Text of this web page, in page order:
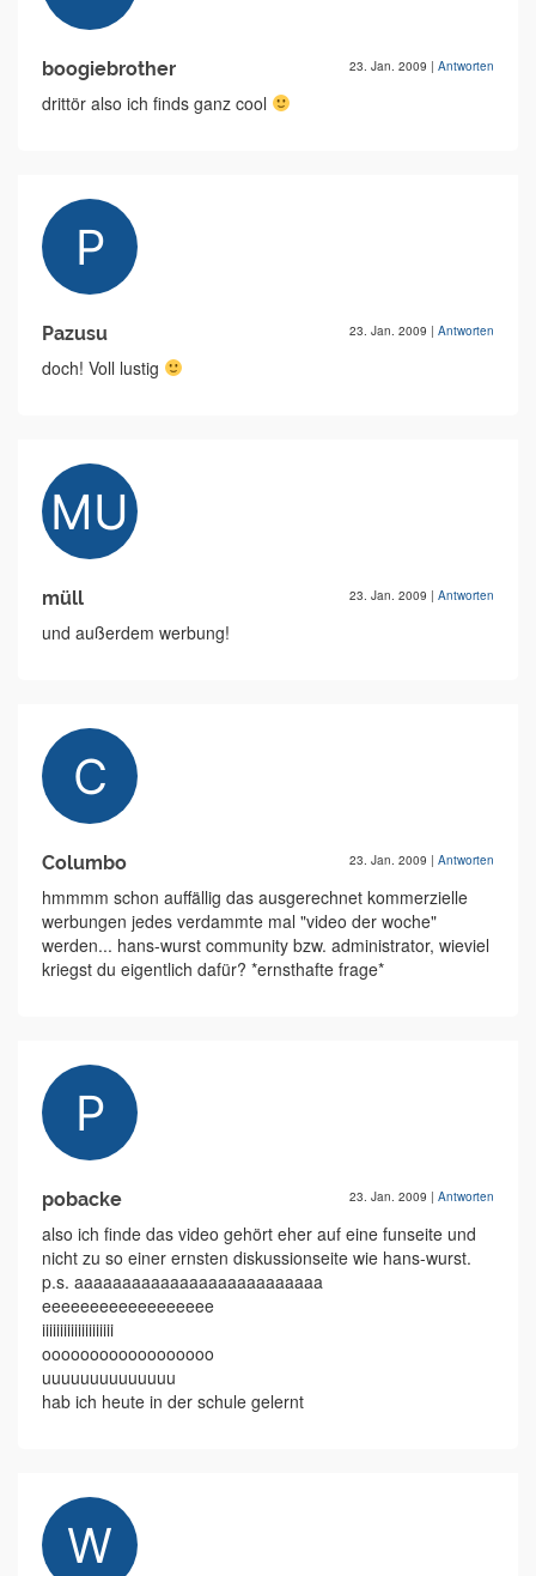
boogiebrother 23. Jan. 2009 | Antworten
drittör also ich finds ganz cool
Pazusu 23. Jan. 2009 | Antworten
doch! Voll lustig
müll 23. Jan. 2009 | Antworten
und außerdem werbung!
Columbo 23. Jan. 2009 | Antworten
hmmmm schon auffällig das ausgerechnet kommerzielle
werbungen jedes verdammte mal "video der woche"
werden... hans-wurst community bzw. administrator, wieviel
kriegst du eigentlich dafür? *ernsthafte frage*
pobacke 23. Jan. 2009 | Antworten
also ich finde das video gehört eher auf eine funseite und
nicht zu so einer ernsten diskussionseite wie hans-wurst.
p.s. aaaaaaaaaaaaaaaaaaaaaaaaaa
eeeeeeeeeeeeeeeeee
iiiiiiiiiiiiiiiiiiii
oooooooooooooooooo
uuuuuuuuuuuuuu
hab ich heute in der schule gelernt